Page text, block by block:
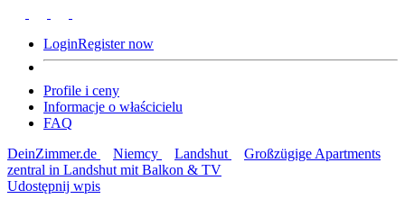
LoginRegister now
Profile i ceny
Informacje o właścicielu
FAQ
DeinZimmer.de
Niemcy Landshut
Großzügige Apartments
zentral in Landshut mit Balkon & TV
Udostępnij wpis